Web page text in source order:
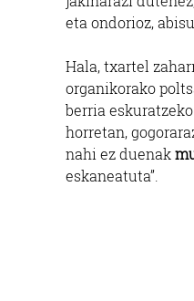
eta ondorioz,
Hala, txartel
organikorako
berria
horretan,
nahi ez duenak
eskaneatuta”.